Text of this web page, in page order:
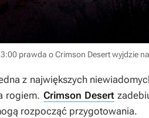
prawda o Crimson Desert wyjdzie
z największych
rogiem. Crimson Desert
rozpocząć przygotowania.